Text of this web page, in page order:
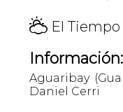
H El Tiempo
Información:
Aguaribay
Daniel Cerri